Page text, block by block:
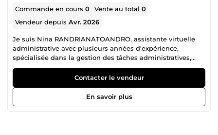
Commande en cours0 Vente au total0
Vendeur depuisAvr. 2026
Je suis Nina RANDRIANATOANDRO, assistante virtuelle
administrative avec plusieurs années d'expérience,
spécialisée dans la gestion des tâches administratives,
l'organisation, et le support à distance, dédiée à fournir un
service fiable et efficace à mes clients.
Contacter le vendeur
En savoir plus